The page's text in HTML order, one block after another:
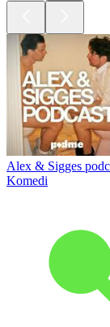
Alex & Sigges
Komedi